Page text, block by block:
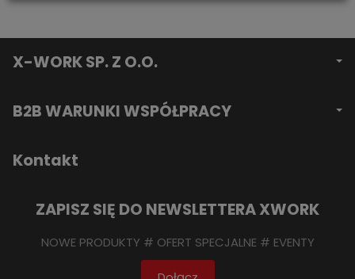
X-WORK SP. Z O.O.
B2B WARUNKI WSPÓŁPRACY
Kontakt
ZAPISZ SIĘ DO NEWSLETTERA XWORK
NOWE PRODUKTY # OFERT SPECJALNE # EVENTY